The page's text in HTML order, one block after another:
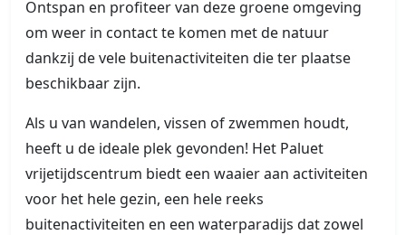
Ontspan en profiteer van deze groene omgeving
om weer in contact te komen met de natuur
dankzij de vele buitenactiviteiten die ter plaatse
beschikbaar zijn.
Als u van wandelen, vissen of zwemmen houdt,
heeft u de ideale plek gevonden! Het Paluet
vrijetijdscentrum biedt een waaier aan activiteiten
voor het hele gezin, een hele reeks
buitenactiviteiten en een waterparadijs dat zowel